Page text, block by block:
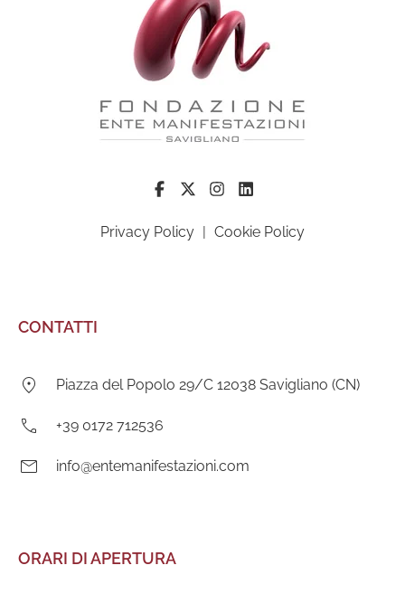
Privacy Policy Cookie Policy
CONTATTI
Indirizzo:
Piazza del Popolo 29/C 12038 Savigliano (CN)
Telefono:
+39 0172 712536
E-
info@entemanifestazioni.com
ORARI DI APERTURA